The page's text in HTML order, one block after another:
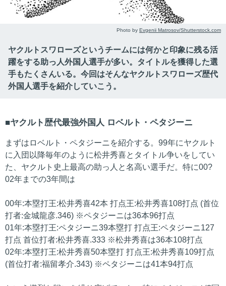
Photo by Evgenii Matrosov/Shutterstock.com
ヤクルトスワローズというチームには何かと印象に残る活
躍をする助っ人外国人選手が多い。タイトルを獲得した選
手もたくさんいる。今回はそんなヤクルトスワローズ歴代
外国人選手を紹介していこう。
ヤクルト歴代最強外国人 ロベルト・ペタジーニ
まずはロベルト・ペタジーニを紹介する。99年にヤクルト
に入団以降毎年のように松井秀喜とタイトル争いをしてい
た、ヤクルト史上最高の助っ人と名高い選手だ。特に00?
02年までの3年間は
00年:本塁打王:松井秀喜42本 打点王:松井秀喜108打点 (首位
打者:金城龍彦.346) ※ペタジーニは36本96打点
01年:本塁打王:ペタジーニ39本塁打 打点王:ペタジーニ127
打点 首位打者:松井秀喜.333 ※松井秀喜は36本108打点
02年:本塁打王:松井秀喜50本塁打 打点王:松井秀喜109打点
(首位打者:福留孝介.343) ※ペタジーニは41本94打点